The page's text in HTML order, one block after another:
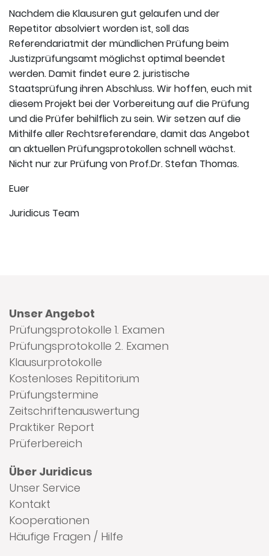
Nachdem die Klausuren gut gelaufen und der
Repetitor absolviert worden ist, soll das
Referendariatmit der mündlichen Prüfung beim
Justizprüfungsamt möglichst optimal beendet
werden. Damit findet eure 2. juristische
Staatsprüfung ihren Abschluss. Wir hoffen, euch mit
diesem Projekt bei der Vorbereitung auf die Prüfung
und die Prüfer behilflich zu sein. Wir setzen auf die
Mithilfe aller Rechtsreferendare, damit das Angebot
an aktuellen Prüfungsprotokollen schnell wächst.
Nicht nur zur Prüfung von Prof.Dr. Stefan Thomas.
Euer
Juridicus Team
Unser Angebot
Prüfungsprotokolle 1. Examen
Prüfungsprotokolle 2. Examen
Klausurprotokolle
Kostenloses Repititorium
Prüfungstermine
Zeitschriftenauswertung
Praktiker Report
Prüferbereich
Über Juridicus
Unser Service
Kontakt
Kooperationen
Häufige Fragen / Hilfe